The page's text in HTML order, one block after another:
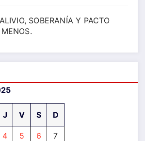
SOBERANÍA Y PACTO
J V S D
4 5 6
7